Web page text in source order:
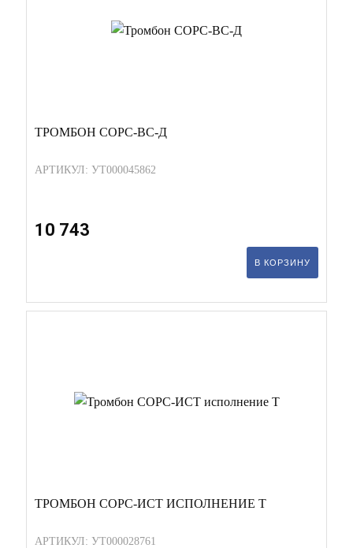
ТРОМБОН СОРС-ВС-Д
АРТИКУЛ: УТ000045862
10 743
В КОРЗИНУ
ТРОМБОН СОРС-ИСТ ИСПОЛНЕНИЕ Т
АРТИКУЛ: УТ000028761